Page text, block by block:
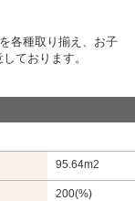
各種取り揃え、お子
ております。
95.64m2
200(%)